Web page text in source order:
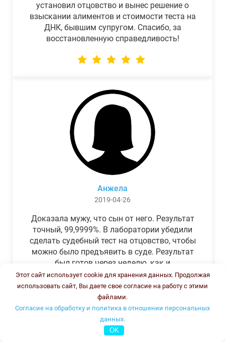
установил отцовство и вынес решение о
взыскании алиментов и стоимости теста на
ДНК, бывшим супругом. Спасибо, за
восстановленную справедливость!
Анжела
2019-04-26
Доказала мужу, что сын от него. Результат
точный, 99,9999%. В лаборатории убедили
сделать судебный тест на отцовство, чтобы
можно было предъявить в суде. Результат
был готов через неделю, как и
обещали.Теперь муж бегает и извиняется.
Этот сайт использует cookie для хранения данных. Продолжая
использовать сайт, Вы даете свое согласие на работу с этими
файлами.
Согласие на обработку и политика в отношении персональных
данных.
OK